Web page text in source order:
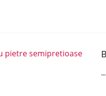
...